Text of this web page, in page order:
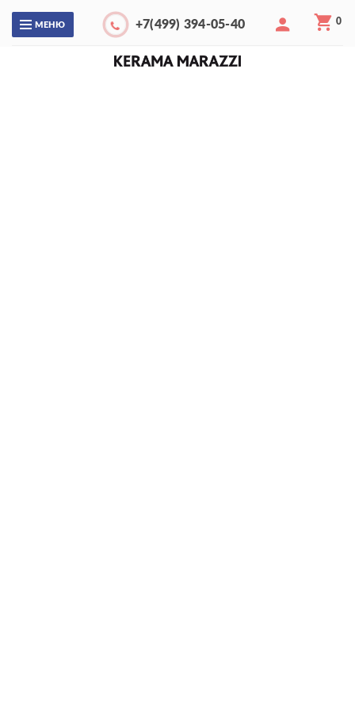
МЕНЮ +7(499) 394-05-40 0